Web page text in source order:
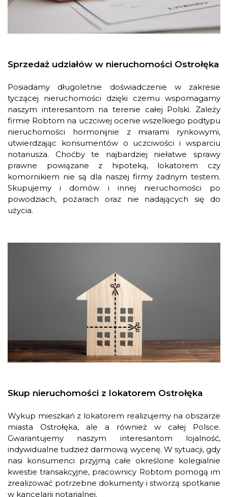
Sprzedaż udziałów w nieruchomości Ostrołęka
Posiadamy długoletnie doświadczenie w zakresie
tyczącej nieruchomości dzięki czemu wspomagamy
naszym interesantom na terenie całej Polski. Zależy
firmie Robtom na uczciwej ocenie wszelkiego podtypu
nieruchomości hormonijnie z miarami rynkowymi,
utwierdzając konsumentów o uczciwości i wsparciu
notariusza. Choćby te najbardziej niełatwe sprawy
prawne powiązane z hipoteką, lokatorem czy
komornikiem nie są dla naszej firmy żadnym testem.
Skupujemy i domów i innej nieruchomości po
powodziach, pożarach oraz nie nadających się do
użycia.
Skup nieruchomości z lokatorem Ostrołęka
Wykup mieszkań z lokatorem realizujemy na obszarze
miasta Ostrołęka, ale a również w całej Polsce.
Gwarantujemy naszym interesantom lojalność,
indywidualne tudzież darmową wycenę. W sytuacji, gdy
nasi konsumenci przyjmą całe określone kolegialnie
kwestie transakcyjne, pracownicy Robtom pomogą im
zrealizować potrzebne dokumenty i stworzą spotkanie
w kancelarii notarialnej.